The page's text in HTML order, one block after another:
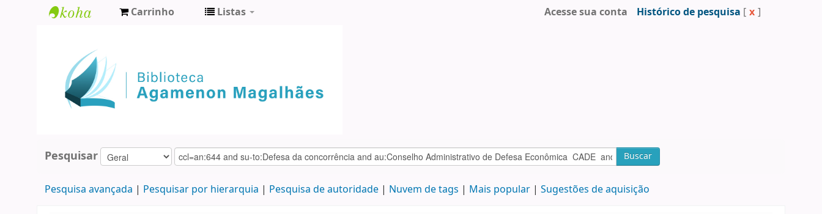
Agamenon
Magalhães
Carrinho Listas Acesse sua conta Histórico de pesquisa [ x ]
Pesquisar Buscar
Pesquisa avançada Pesquisar por hierarquia Pesquisa de autoridade Nuvem de tags Mais popular Sugestões de aquisição